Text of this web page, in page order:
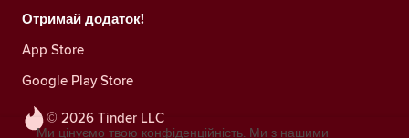
© 2026 Tinder LLC
Отримай додаток!
App Store
Google Play Store
Ми цінуємо твою конфіденційність. Ми з нашими